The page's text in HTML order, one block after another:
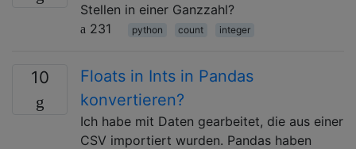
Stellen in einer Ganzzahl?
231
python count integer
10
Floats in Ints in Pandas
konvertieren?
Ich habe mit Daten gearbeitet, die aus einer
CSV importiert wurden. Pandas haben